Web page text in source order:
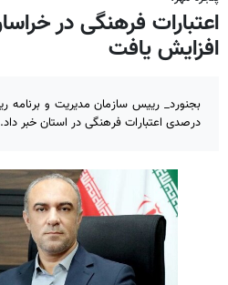
افزایش یافت
درصدی اعتبارات فرهنگی در استان خبر داد.